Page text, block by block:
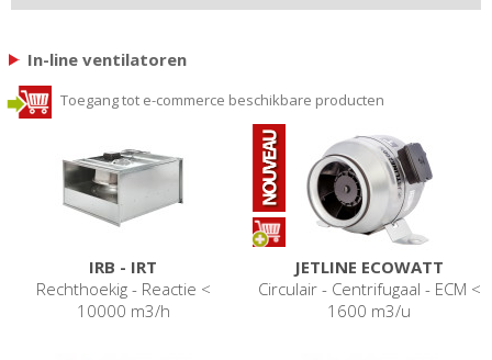
In-line ventilatoren
Toegang tot e-commerce beschikbare producten
IRB - IRT
Rechthoekig - Reactie <
10000 m3/h
JETLINE ECOWATT
Circulair - Centrifugaal - ECM <
1600 m3/u